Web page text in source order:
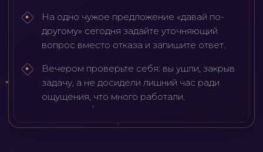
На одно чужое предложение «давай по-
другому» сегодня задайте уточняющий
вопрос вместо отказа и запишите ответ.
Вечером проверьте себя: вы ушли, закрыв
задачу, а не досидели лишний час ради
ощущения, что много работали.